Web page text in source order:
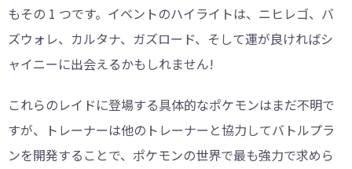
すべ
ての
生息
地
クレフキ, アンノーン A、アンノーン D、ア
ーン T
もその 1 つです。イベントのハイライトは、ニヒレゴ、バ
ズウォレ、カルタナ、ガズロード、そして運が良ければシ
ャイニーに出会えるかもしれません!
これらのレイドに登場する具体的なポケモンはまだ不明で
すが、トレーナーは他のトレーナーと協力してバトルプラ
ンを開発することで、ポケモンの世界で最も強力で求めら